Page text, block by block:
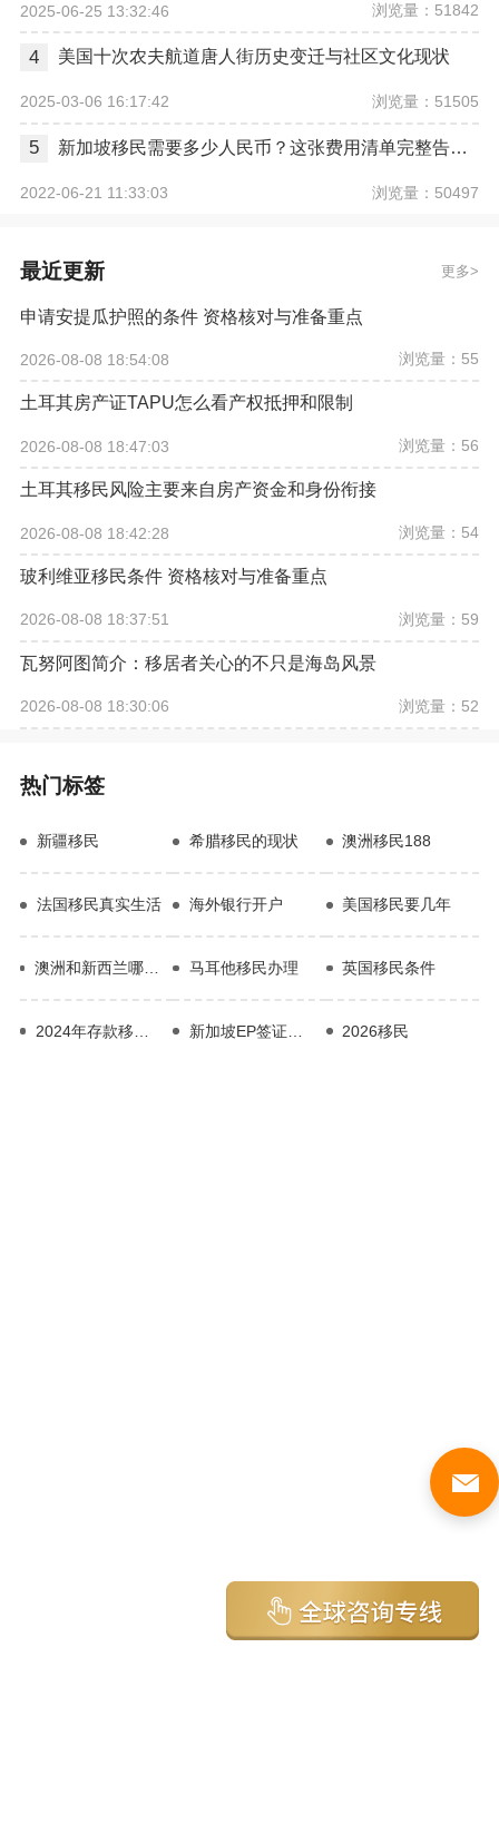
2025-06-25 13:32:46 浏览量：51842
4 美国十次农夫航道唐人街历史变迁与社区文化现状
2025-03-06 16:17:42 浏览量：51505
5 新加坡移民需要多少人民币？这张费用清单完整告诉你
2022-06-21 11:33:03 浏览量：50497
最近更新 更多
申请安提瓜护照的条件 资格核对与准备重点
2026-08-08 18:54:08 浏览量：55
土耳其房产证TAPU怎么看产权抵押和限制
2026-08-08 18:47:03 浏览量：56
土耳其移民风险主要来自房产资金和身份衔接
2026-08-08 18:42:28 浏览量：54
玻利维亚移民条件 资格核对与准备重点
2026-08-08 18:37:51 浏览量：59
瓦努阿图简介：移居者关心的不只是海岛风景
2026-08-08 18:30:06 浏览量：52
热门标签
新疆移民 希腊移民的现状 澳洲移民188
法国移民真实生活 海外银行开户 美国移民要几年
澳洲和新西兰哪个更适合移民 马耳他移民办理 英国移民条件
2026移民